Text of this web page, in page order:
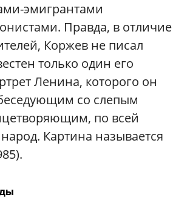
эмигрантами
Правда, в отличие
Коржев не писал
только один его
Ленина, которого он
со слепым
по всей
Картина называется